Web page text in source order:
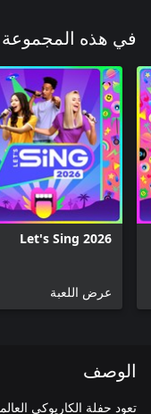
في هذه المجموعة
Let's Sing 2026
عرض اللعبة
الوصف